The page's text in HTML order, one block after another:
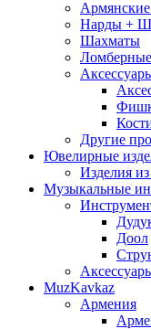
Нарды +
Шахматы
Другие
Ювелирные
Изделия из
Музыкальные
Доол
MuzKavkaz
Армения